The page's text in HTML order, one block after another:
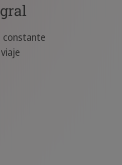
constante